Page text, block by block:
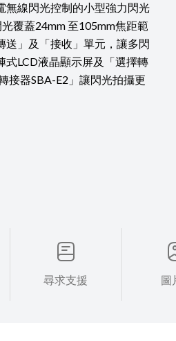
無線閃光控制的小型強力閃光
覆蓋24mm 至105mm焦距範
送」及「接收」單元，讓多閃
LCD液晶顯示屏及「選擇轉
接器SBA-E2」讓閃光拍攝更
尋求支援 圖